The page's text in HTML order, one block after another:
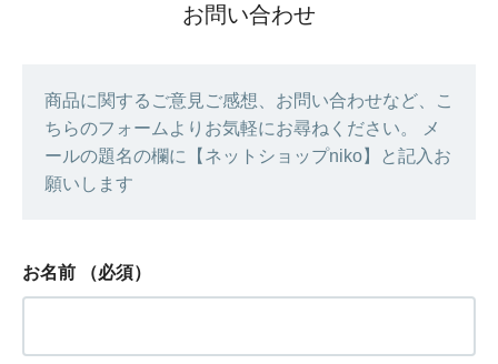
お問い合わせ
商品に関するご意見ご感想、お問い合わせなど、こ
ちらのフォームよりお気軽にお尋ねください。 メ
ールの題名の欄に【ネットショップniko】と記入お
願いします
お名前 （必須）